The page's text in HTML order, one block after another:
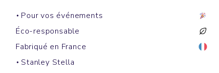
Pour vos événements
Éco-responsable
Fabriqué en France
Stanley Stella